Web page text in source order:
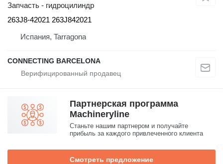
Запчасть - гидроцилиндр
263J8-42021 263J842021
Испания, Tarragona
CONNECTING BARCELONA
Партнерская программа
Machineryline
Станьте нашим партнером и получайте
прибыль за каждого привлеченного клиента
Смотреть предложение